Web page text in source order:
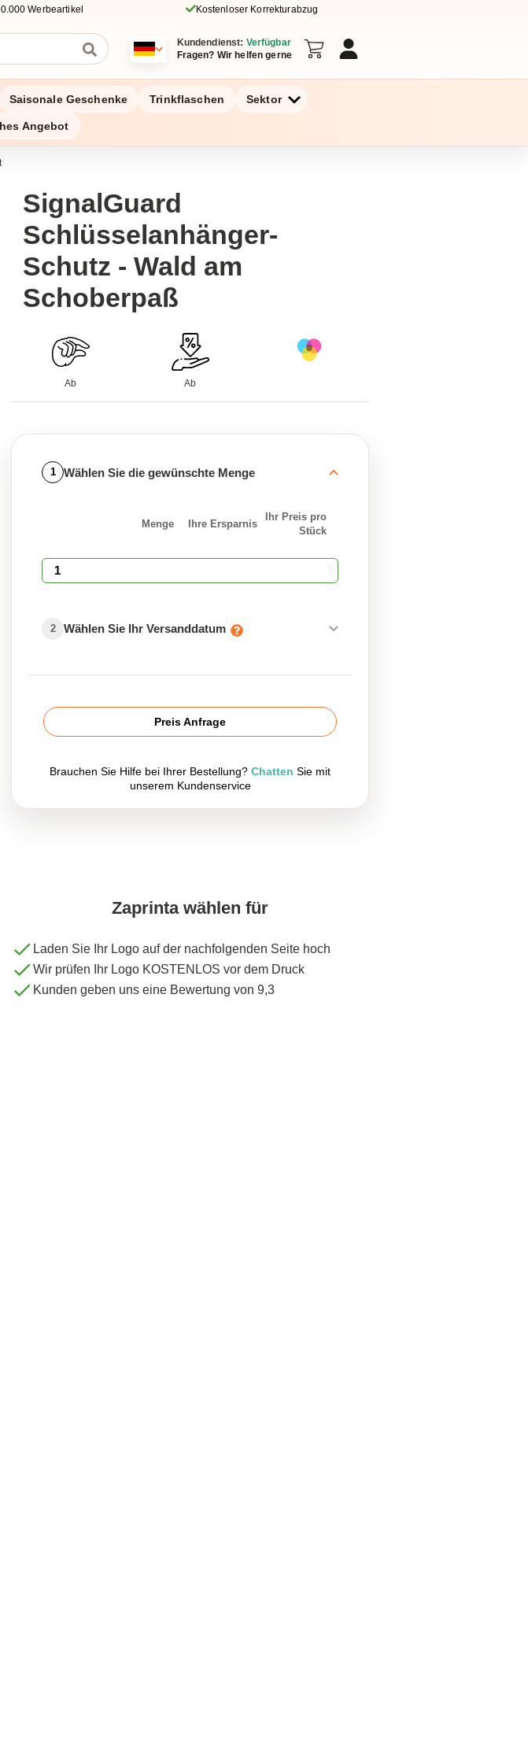
Werbeartikel Kostenloser Korrekturabzug
Kundendienst: Verfügbar
Fragen? Wir helfen gerne
Saisonale Geschenke Trinkflaschen Sektor
Angebot
SignalGuard
Schlüsselanhänger-
Schutz - Wald am
Schoberpaß
Ab Ab
1 Wählen Sie die gewünschte Menge
Menge Ihre Ersparnis
Ihr Preis pro
Stück
2 Wählen Sie Ihr Versanddatum
Preis Anfrage
Brauchen Sie Hilfe bei Ihrer Bestellung? Chatten Sie mit
unserem Kundenservice
Zaprinta wählen für
Laden Sie Ihr Logo auf der nachfolgenden Seite hoch
Wir prüfen Ihr Logo KOSTENLOS vor dem Druck
Kunden geben uns eine Bewertung von 9,3